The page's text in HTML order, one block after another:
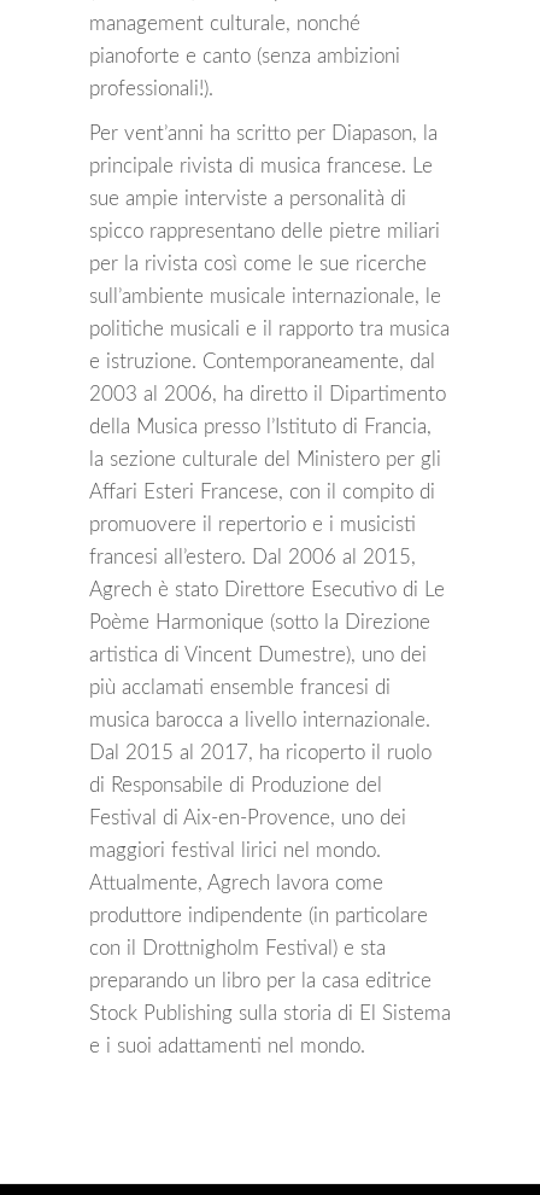
management culturale, nonché
pianoforte e canto (senza ambizioni
professionali!).
Per vent’anni ha scritto per Diapason, la
principale rivista di musica francese. Le
sue ampie interviste a personalità di
spicco rappresentano delle pietre miliari
per la rivista così come le sue ricerche
sull’ambiente musicale internazionale, le
politiche musicali e il rapporto tra musica
e istruzione. Contemporaneamente, dal
2003 al 2006, ha diretto il Dipartimento
della Musica presso l’Istituto di Francia,
la sezione culturale del Ministero per gli
Affari Esteri Francese, con il compito di
promuovere il repertorio e i musicisti
francesi all’estero. Dal 2006 al 2015,
Agrech è stato Direttore Esecutivo di Le
Poème Harmonique (sotto la Direzione
artistica di Vincent Dumestre), uno dei
più acclamati ensemble francesi di
musica barocca a livello internazionale.
Dal 2015 al 2017, ha ricoperto il ruolo
di Responsabile di Produzione del
Festival di Aix-en-Provence, uno dei
maggiori festival lirici nel mondo.
Attualmente, Agrech lavora come
produttore indipendente (in particolare
con il Drottnigholm Festival) e sta
preparando un libro per la casa editrice
Stock Publishing sulla storia di El Sistema
e i suoi adattamenti nel mondo.